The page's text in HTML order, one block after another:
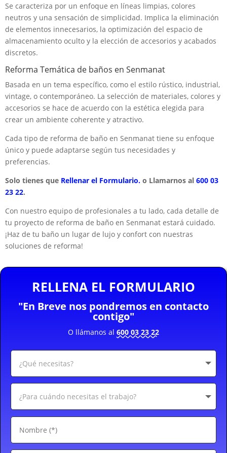
Se caracteriza por un enfoque en líneas limpias, colores
neutros y una sensación de simplicidad. Implica la eliminación
de elementos innecesarios, la optimización del espacio de
almacenamiento oculto y la elección de accesorios y acabados
discretos.
Reforma Temática de baños en Senmanat
Basada en un tema específico, como el estilo rústico, industrial,
vintage, o contemporáneo. La selección de materiales, colores y
accesorios se hace de acuerdo con la estética elegida para
crear un ambiente coherente y atractivo.
Cada tipo de reforma de baño en Senmanat tiene su enfoque
único y puede adaptarse según tus necesidades y
preferencias.
Solo tienes que Rellenar el Formulario. o Llamarnos al 600 03
23 22.
Con nuestro equipo de profesionales a tu lado, cada detalle de
tu proyecto de reforma de baño en Senmanat estará cuidado.
¡Haz de tu baño un lugar de lujo y confort con nuestras
soluciones de reforma!
RELLENA EL FORMULARIO
"En Breve nos pondremos en contacto
contigo"
O llámanos al 600 03 23 22